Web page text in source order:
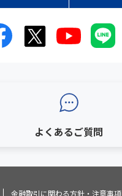
よくあるご質問
金融取引に関わる方針・注意事項